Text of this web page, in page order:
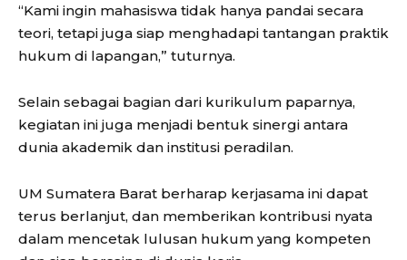
“Kami ingin mahasiswa tidak hanya pandai secara
teori, tetapi juga siap menghadapi tantangan praktik
hukum di lapangan,” tuturnya.
Selain sebagai bagian dari kurikulum paparnya,
kegiatan ini juga menjadi bentuk sinergi antara
dunia akademik dan institusi peradilan.
UM Sumatera Barat berharap kerjasama ini dapat
terus berlanjut, dan memberikan kontribusi nyata
dalam mencetak lulusan hukum yang kompeten